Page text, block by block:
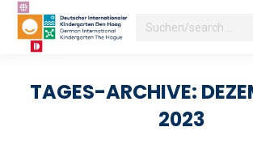
Search:
TAGES-ARCHIVE:
2023